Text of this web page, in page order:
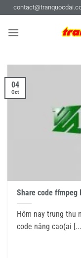
content
Share code
Hôm nay trung thu
code nâng cao(ai
04
Oct